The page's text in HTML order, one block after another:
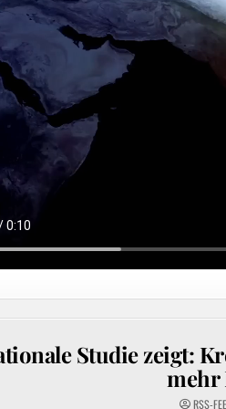
Studie zeigt:
mehr
RSS-